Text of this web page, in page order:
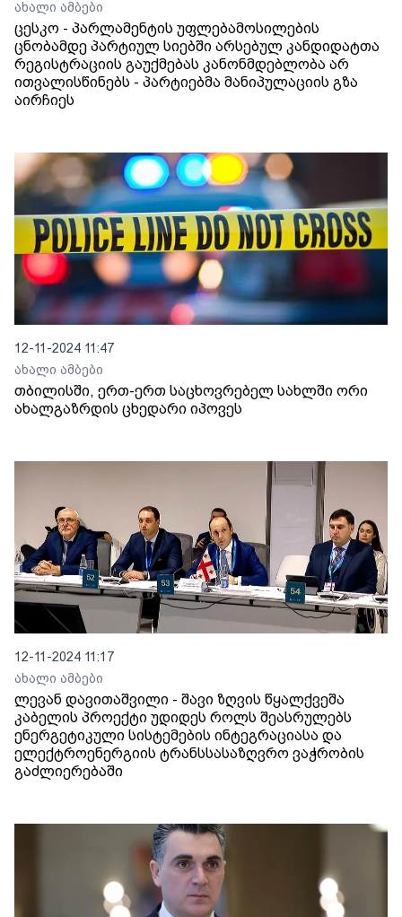
ახალი ამბები
ცესკო - პარლამენტის უფლებამოსილების
ცნობამდე პარტიულ სიებში არსებულ კანდიდატთა
რეგისტრაციის გაუქმებას კანონმდებლობა არ
ითვალისწინებს - პარტიებმა მანიპულაციის გზა
აირჩიეს
12-11-2024 11:47
ახალი ამბები
თბილისში, ერთ-ერთ საცხოვრებელ სახლში ორი
ახალგაზრდის ცხედარი იპოვეს
12-11-2024 11:17
ახალი ამბები
ლევან დავითაშვილი - შავი ზღვის წყალქვეშა
კაბელის პროექტი უდიდეს როლს შეასრულებს
ენერგეტიკული სისტემების ინტეგრაციასა და
ელექტროენერგიის ტრანსსასაზღვრო ვაჭრობის
გაძლიერებაში